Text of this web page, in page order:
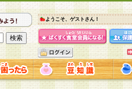
ようこそ、ゲストさん！